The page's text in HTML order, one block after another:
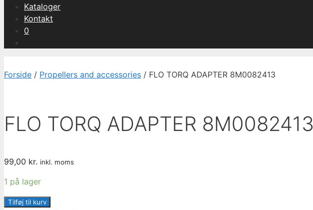
Kataloger
Kontakt
0
Forside / Propellers and accessories / FLO TORQ ADAPTER 8M0082413
FLO TORQ ADAPTER 8M0082413
99,00 kr. inkl. moms
1 på lager
FLO
Tilføj til kurv